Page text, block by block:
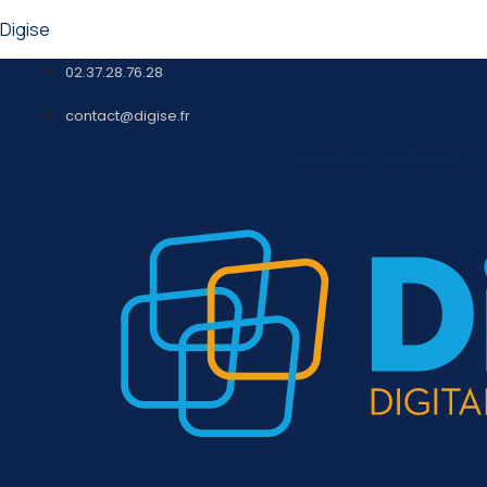
Digise
02.37.28.76.28
contact@digise.fr